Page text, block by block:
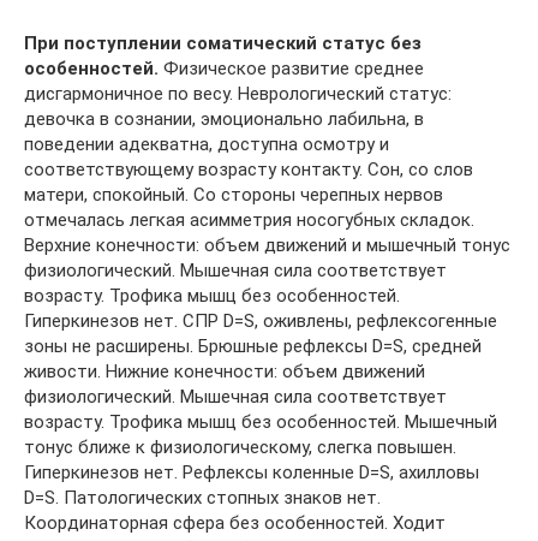
При поступлении соматический статус без
особенностей. Физическое развитие среднее
дисгармоничное по весу. Неврологический статус:
девочка в сознании, эмоционально лабильна, в
поведении адекватна, доступна осмотру и
соответствующему возрасту контакту. Сон, со слов
матери, спокойный. Со стороны черепных нервов
отмечалась легкая асимметрия носогубных складок.
Верхние конечности: объем движений и мышечный тонус
физиологический. Мышечная сила соответствует
возрасту. Трофика мышц без особенностей.
Гиперкинезов нет. СПР D=S, оживлены, рефлексогенные
зоны не расширены. Брюшные рефлексы D=S, средней
живости. Нижние конечности: объем движений
физиологический. Мышечная сила соответствует
возрасту. Трофика мышц без особенностей. Мышечный
тонус ближе к физиологическому, слегка повышен.
Гиперкинезов нет. Рефлексы коленные D=S, ахилловы
D=S. Патологических стопных знаков нет.
Координаторная сфера без особенностей. Ходит